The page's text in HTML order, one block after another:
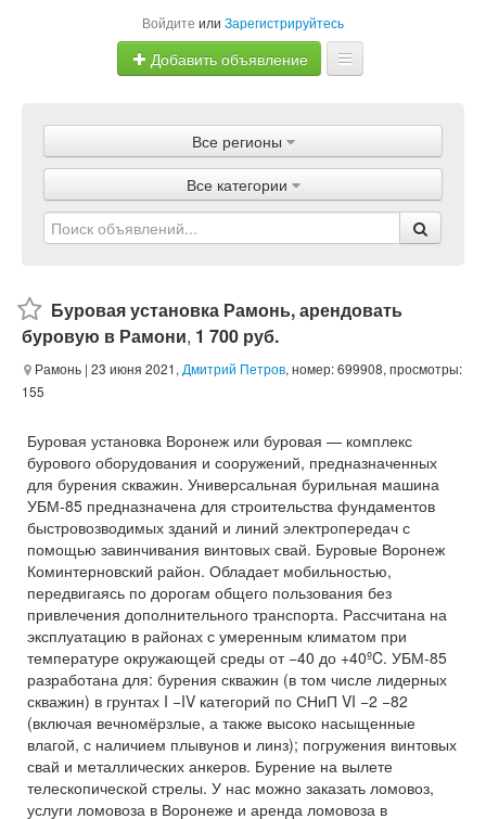
Войдите или Зарегистрируйтесь
Добавить объявление
Объявления
Магазины
Услуги
Все регионы
Все категории
Буровая установка Рамонь, арендовать
буровую в Рамони, 1 700 руб.
Рамонь | 23 июня 2021, Дмитрий Петров, номер: 699908, просмотры:
155
Буровая установка Воронеж или буровая — комплекс
бурового оборудования и сооружений, предназначенных
для бурения скважин. Универсальная бурильная машина
УБМ-85 предназначена для строительства фундаментов
быстровозводимых зданий и линий электропередач с
помощью завинчивания винтовых свай. Буровые Воронеж
Коминтерновский район. Обладает мобильностью,
передвигаясь по дорогам общего пользования без
привлечения дополнительного транспорта. Рассчитана на
эксплуатацию в районах с умеренным климатом при
температуре окружающей среды от −40 до +40ºC. УБМ-85
разработана для: бурения скважин (в том числе лидерных
скважин) в грунтах I −IV категорий по СНиП VI −2 −82
(включая вечномёрзлые, а также высоко насыщенные
влагой, с наличием плывунов и линз); погружения винтовых
свай и металлических анкеров. Бурение на вылете
телескопической стрелы. У нас можно заказать ломовоз,
услуги ломовоза в Воронеже и аренда ломовоза в